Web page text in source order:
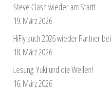
Steve Clash wieder am Start!
19. März 2026
HiFly auch 2026 wieder Partner
18. März 2026
Lesung: Yuki und die Wellen!
16. März 2026